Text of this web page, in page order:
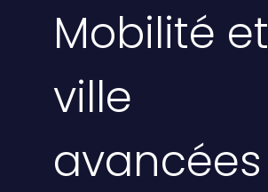
Mobilité et
ville
avancées